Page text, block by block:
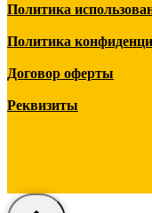
Политика
Политика
Договор оферты
Реквизиты